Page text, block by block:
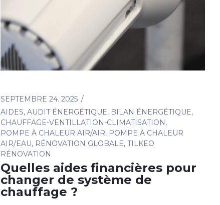
SEPTEMBRE 24. 2025
AIDES, AUDIT ÉNERGÉTIQUE, BILAN ÉNERGÉTIQUE,
CHAUFFAGE-VENTILLATION-CLIMATISATION,
POMPE À CHALEUR AIR/AIR, POMPE À CHALEUR
AIR/EAU, RÉNOVATION GLOBALE, TILKEO
RÉNOVATION
Quelles aides financières pour
changer de système de
chauffage ?